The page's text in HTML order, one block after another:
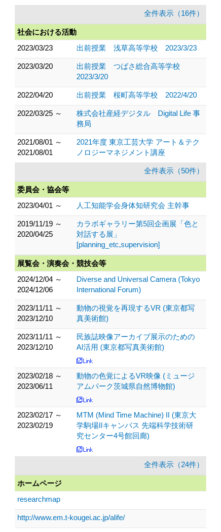
全件表示（16件）
社会における活動
2023/03/23
出前授業 浅草高等学校 2023/3/23
2023/03/20
出前授業 つばさ総合高等学校
2023/3/20
2022/04/20 出前授業 桜町高等学校 2022/4/20
2022/03/25 ～
株式会社産経デジタル Digital Life 事
務局
2021/08/01 ～
2021/08/01
2021年度 東京工芸大学 アート＆テク
ノロジーマネジメント講座
全件表示（50件）
委員会・協会等
2023/04/01 ～
人工知能学会身体知研究会 主幹事
2019/11/19 ～
2020/04/25
カラボギャラリー第5回企画展「色と
対話する展」
[planning_etc,supervision]
展覧会・演奏会・競技会等
2024/12/04 ～
2024/12/06
Diverse and Universal Camera (Tokyo
International Forum)
2023/11/11 ～
2023/12/10
動物の視覚を再現するVR (東京都写
真美術館)
2023/11/11 ～
2023/12/10
民族誌映像アーカイブ展示のための
AI活用 (東京都写真美術館)
2023/02/18 ～
2023/06/11
動物の色覚によるVR映像 (ミュージ
アムパーク茨城県自然博物館)
2023/02/17 ～
2023/02/19
MTM (Mind Time Machine) II (東京大
学駒場IIキャンパス 先端科学技術研
究センター4号館回廊)
全件表示（24件）
ホームページ
researchmap
http://www.em.t-kougei.ac.jp/alife/